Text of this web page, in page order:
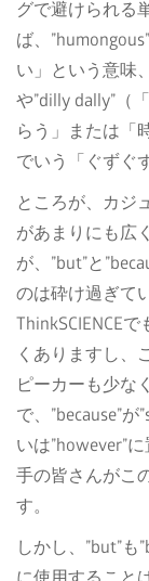
グで避けられる
ば、
い」という意味
や”dilly dally”（
らう」または「
でいう「ぐずぐ
ところが、カジ
があまりにも広
が、”but”と
のは砕け過ぎて
ThinkSCIENCE
くありますし、
ピーカーも少な
で、”because”が
いは”however”
手の皆さんがこ
す。
しかし、”but”も